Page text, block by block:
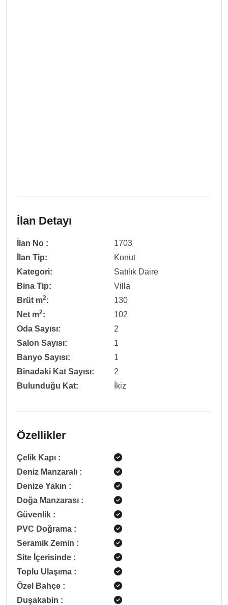
İlan Detayı
İlan No :
1703
İlan Tip:
Konut
Kategori:
Satılık Daire
Bina Tip:
Villa
Brüt m2:
130
Net m2:
102
Oda Sayısı:
2
Salon Sayısı:
1
Banyo Sayısı:
1
Binadaki Kat Sayısı:
2
Bulunduğu Kat:
İkiz
Özellikler
Çelik Kapı :
Deniz Manzaralı :
Denize Yakın :
Doğa Manzarası :
Güvenlik :
PVC Doğrama :
Seramik Zemin :
Site İçerisinde :
Toplu Ulaşıma :
Özel Bahçe :
Duşakabin :